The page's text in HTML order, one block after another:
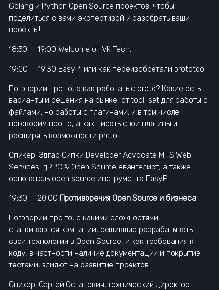
Golang и Python Open Source проектов, чтобы
поделиться с вами экспертизой и разобрать ваши
проекты!
18:30 — 19:00 Welcome от VK Tech.
19:00 — 19:30 EasyP: или как переизобретали prototool
Поговорим про то, а как работать с proto? Какие есть
варианты и решения на рынке, от tool-set для работы с
файлами, но работы с плагинами, и в том числе
поговорим про то, а как писать свои плагины и
расширять возможности proto.
Спикер: Эдгар Сипки Developer Advocate MTS Web
Services, gRPC & Open Source евангелист, а также
основатель open source инструмента EasyP
19:30 — 20:00 Противоречия Open Source и бизнеса
Поговорим про то, с какими сложностями
сталкиваются компании, решившие разрабатывать
свои технологии в Open Source, и как требования к
коду, в частности наличие документации и покрытие
тестами, влияют на развитие проектов.
Спикер: Сергей Останевич, технический директор